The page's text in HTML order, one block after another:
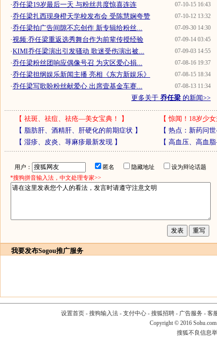
07-10-15 16:43
·乔任梁19岁最后一天 与粉丝共度惊喜连连
07-10-12 13:32
·乔任梁扎西现身橙天学校发布会 受陈慧娴夸赞
07-09-30 14:30
·乔任梁拍广告间隙不忘创作 新专辑给粉丝...
07-09-14 03:45
·视频:乔任梁重返选秀舞台作为前辈传授经验
07-09-03 14:55
·KIMI乔任梁演出引发骚动 歌迷受伤演出被...
07-08-16 19:37
·乔任梁粉丝团响应偶像号召 为灾区爱心捐...
07-08-15 18:34
·乔任梁担纲娱乐新闻主播 亮相《东方新娱乐》
07-08-13 11:34
·乔任梁写歌盼粉丝献爱心 出席壹基金车赛...
更多关于 乔任梁 的新闻>>
【 祛斑、祛痘、祛疮—美女宝典！ 】 【惊闻！18岁少
【 脂肪肝、酒精肝、肝硬化的前期症状 】 【 热点：新药问
【 湿疹、皮炎、荨麻疹最新发现】 【 高血压、高血
用户： 匿名 隐藏地址
设为辩论话题
*搜狗拼音输入法，中文处理专家>>
我要发布Sogou推广服务
设置首页- 搜狗输入法- 支付中心- 搜狐招聘- 广告服务 - 客
Copyright © 2016
搜狐不良信息